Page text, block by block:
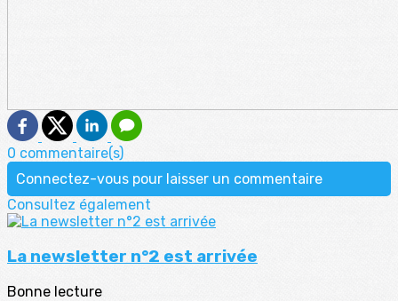
0 commentaire(s)
Connectez-vous pour laisser un commentaire
Consultez également
La newsletter n°2 est arrivée
Bonne lecture